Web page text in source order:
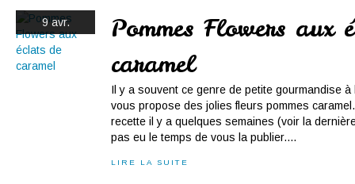
9 avr.
Pommes Flowers aux
caramel
Il y a souvent ce genre de petite gourmandise
vous propose des jolies fleurs pommes
recette il y a quelques semaines (voir la
pas eu le temps de vous la publier....
LIRE LA SUITE